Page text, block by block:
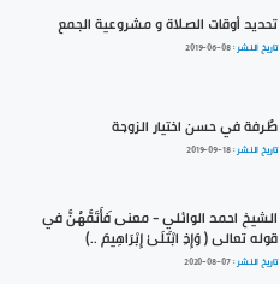
تحديد أوقات الصلاة و مشروعية الجمع
تاريخ النشر :2019-06-08
طُرفة في حسن اختيار الزوجة
تاريخ النشر :2019-09-18
الشيخ احمد الوائلي - معنى فَأَتَمَّهُنَّ في
قوله تعالى ( وَإِذِ ابْتَلَىٰ إِبْرَاهِيمَ ..)
تاريخ النشر :2020-08-07